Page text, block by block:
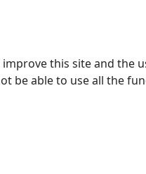
this site and the
be able to use all the